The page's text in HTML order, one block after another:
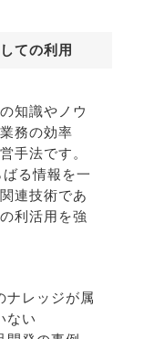
ての利用
知識やノウ
務の効率
手法です。
る情報を一
連技術であ
利活用を強
ナレッジが属
ない